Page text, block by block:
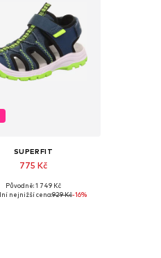
SUPERFIT
775 Kč
Původně: 1 749 Kč
nejnižší cena:929 Kč-16%